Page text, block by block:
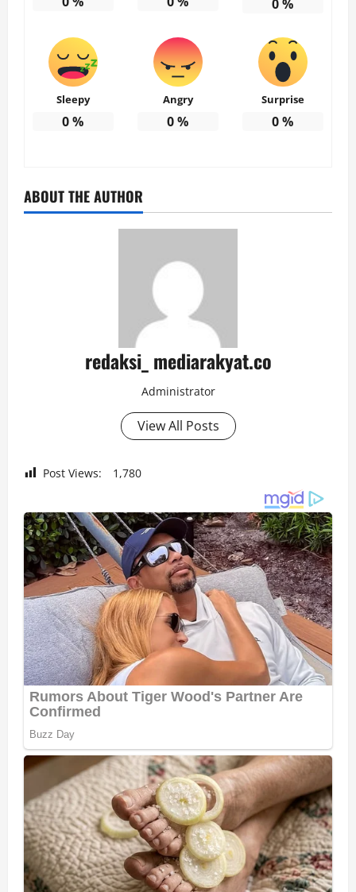
0%
Sleepy
0%
Angry
0%
Surprise
0%
ABOUT THE AUTHOR
redaksi_ mediarakyat.co
Administrator
View All Posts
Post Views: 1,780